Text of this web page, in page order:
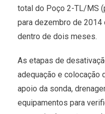
total do Poço 2-TL/MS
para dezembro de
dentro de dois meses.
As etapas de
adequação e colocação
apoio da sonda,
equipamentos para